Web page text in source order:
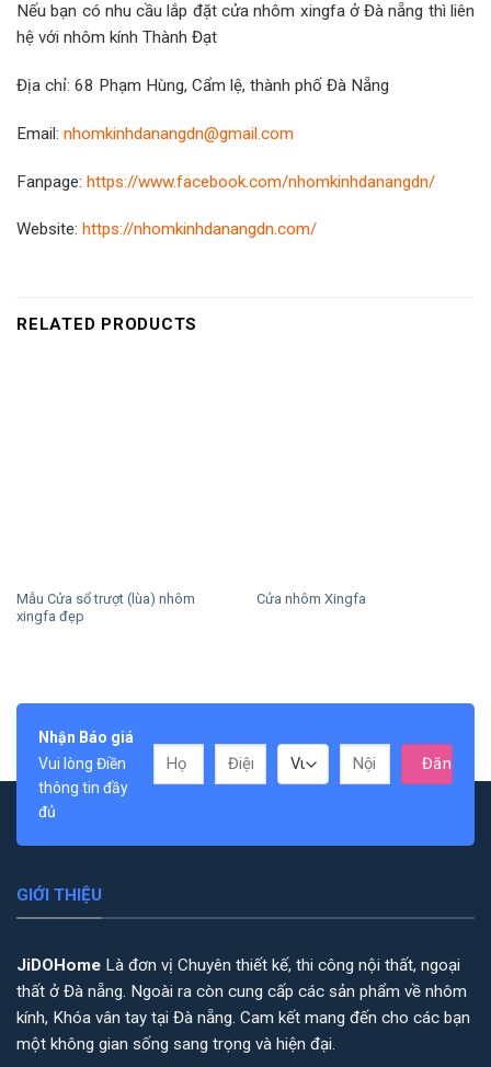
Nếu bạn có nhu cầu lắp đặt cửa nhôm xingfa ở Đà nẵng thì liên
hệ với nhôm kính Thành Đạt
Địa chỉ: 68 Phạm Hùng, Cẩm lệ, thành phố Đà Nẵng
Email: nhomkinhdanangdn@gmail.com
Fanpage: https://www.facebook.com/nhomkinhdanangdn/
Website: https://nhomkinhdanangdn.com/
RELATED PRODUCTS
Mẫu Cửa sổ trượt (lùa) nhôm
xingfa đẹp
Cửa nhôm Xingfa
Nhận Báo giá
Vui lòng Điền
thông tin đầy
đủ
GIỚI THIỆU
JiDOHome Là đơn vị Chuyên thiết kế, thi công nội thất, ngoại
thất ở Đà nẵng. Ngoài ra còn cung cấp các sản phẩm về nhôm
kính, Khóa vân tay tại Đà nẵng. Cam kết mang đến cho các bạn
một không gian sống sang trọng và hiện đại.